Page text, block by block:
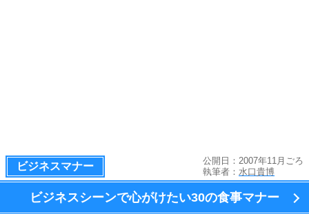
ビジネスマナー
公開日：2007年11月ごろ
執筆者： 水口貴博
ビジネスシーンで心がけたい30の食事マナー